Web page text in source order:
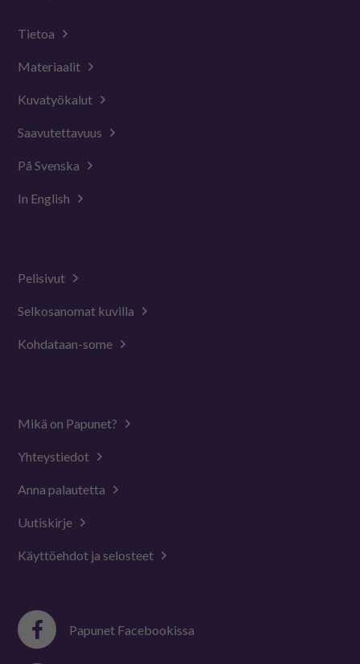
Tietoa
Materiaalit
Kuvatyökalut
Saavutettavuus
På Svenska
In English
Pelisivut
Selkosanomat kuvilla
Kohdataan-some
Mikä on Papunet?
Yhteystiedot
Anna palautetta
Uutiskirje
Käyttöehdot ja selosteet
Papunet Facebookissa